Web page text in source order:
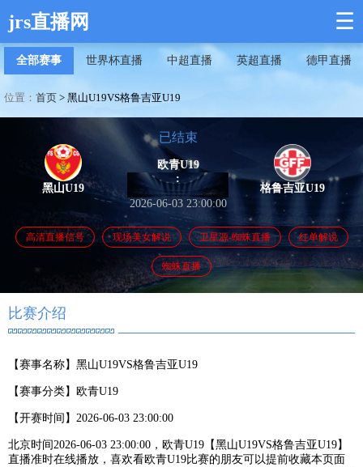
jrs直播网 ☰
全部赛事 世界杯直播 中超直播 英超直播 德甲直播
位置： 首页 > 黑山U19VS格鲁吉亚U19
黑山U19
已结束
欧青U19
:
2026-06-03 23:00:00
格鲁吉亚U19
高清直播信号 现场美女解说 卫星源-蜘蛛直播 红单解说
蜘蛛直播
比赛介绍
【赛事名称】 黑山U19VS格鲁吉亚U19
【赛事分类】 欧青U19
【开赛时间】 2026-06-03 23:00:00
北京时间2026-06-03 23:00:00，欧青U19【黑山U19VS格鲁吉亚U19】
直播准时在线播放，喜欢看欧青U19比赛的朋友可以提前收藏本页面